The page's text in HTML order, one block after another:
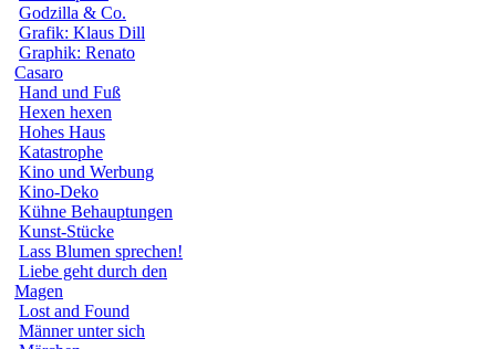
Godzilla & Co.
Grafik: Klaus Dill
Graphik: Renato
Casaro
Hand und Fuß
Hexen hexen
Hohes Haus
Katastrophe
Kino und Werbung
Kino-Deko
Kühne Behauptungen
Kunst-Stücke
Lass Blumen sprechen!
Liebe geht durch den
Magen
Lost and Found
Männer unter sich